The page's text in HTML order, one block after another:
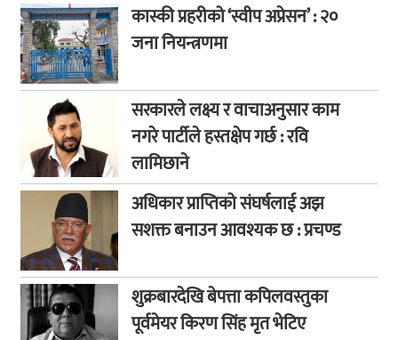
कास्की प्रहरीको ‘स्वीप अप्रेसन’ : २०
जना नियन्त्रणमा
सरकारले लक्ष्य र वाचाअनुसार काम
नगरे पार्टीले हस्तक्षेप गर्छ : रवि
लामिछाने
अधिकार प्राप्तिको संघर्षलाई अझ
सशक्त बनाउन आवश्यक छ : प्रचण्ड
शुक्रबारदेखि बेपत्ता कपिलवस्तुका
पूर्वमेयर किरण सिंह मृत भेटिए